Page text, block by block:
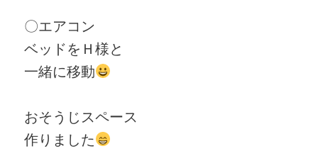
〇エアコン
ベッドをＨ様と
一緒に移動
おそうじスペース
作りました